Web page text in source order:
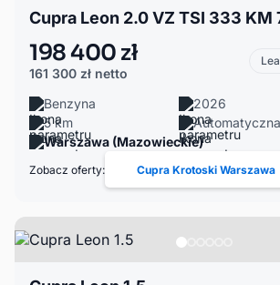
198 400 zł
161 300 zł netto
Benzyna
2026
5 km
Automatyczna
Warszawa (Mazowieckie)
Zobacz oferty: Cupra Krotoski Warszawa